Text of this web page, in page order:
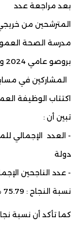
بعد مراجعة عدد
المترشحين من
مدرسة الصحة
المشاركين في
اكتتاب الوظيفة
تبين أن ‎:
دولة
- ⁠عدد الناجحين
نسبة النجاح : 75.79 ‎%‎
كما تأكد أن نسبة